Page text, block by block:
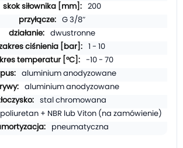
200
G 3/8″
dwustronne
1 - 10
-10 - 70
aluminium anodyzowane
aluminium anodyzowane
stal chromowana
poliuretan + NBR lub Viton (na zamówienie)
pneumatyczna